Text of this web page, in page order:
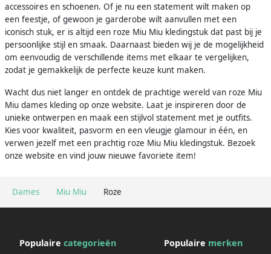
Dames Miu Miu Roze
accessoires en schoenen. Of je nu een statement wilt maken op
een feestje, of gewoon je garderobe wilt aanvullen met een
iconisch stuk, er is altijd een roze Miu Miu kledingstuk dat past bij je
persoonlijke stijl en smaak. Daarnaast bieden wij je de mogelijkheid
om eenvoudig de verschillende items met elkaar te vergelijken,
zodat je gemakkelijk de perfecte keuze kunt maken.
Wacht dus niet langer en ontdek de prachtige wereld van roze Miu
Miu dames kleding op onze website. Laat je inspireren door de
unieke ontwerpen en maak een stijlvol statement met je outfits.
Kies voor kwaliteit, pasvorm en een vleugje glamour in één, en
verwen jezelf met een prachtig roze Miu Miu kledingstuk. Bezoek
onze website en vind jouw nieuwe favoriete item!
Populaire categorieën Populaire merken